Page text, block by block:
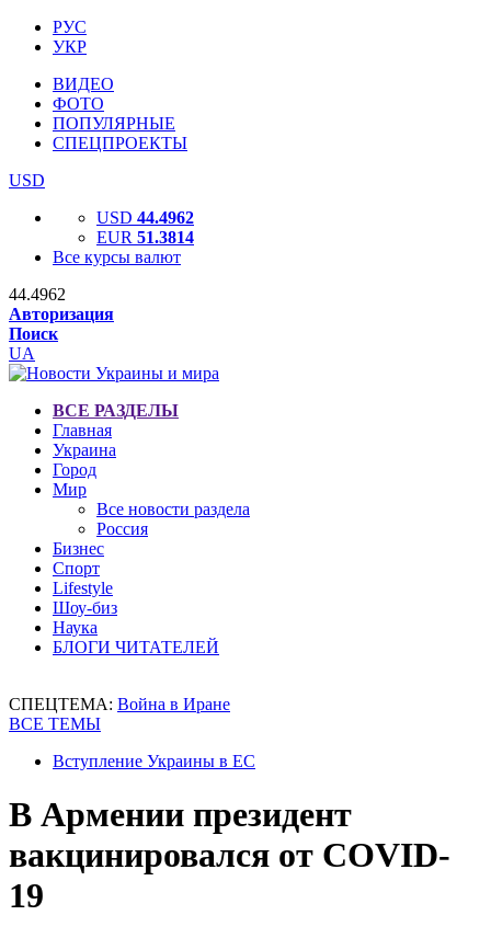
РУС
УКР
ВИДЕО
ФОТО
ПОПУЛЯРНЫЕ
СПЕЦПРОЕКТЫ
USD
USD 44.4962
EUR 51.3814
Все курсы валют
44.4962
Авторизация
Поиск
UA
ВСЕ РАЗДЕЛЫ
Главная
Украина
Город
Мир
Все новости раздела
Россия
Бизнес
Спорт
Lifestyle
Шоу-биз
Наука
БЛОГИ ЧИТАТЕЛЕЙ
СПЕЦТЕМА: Война в Иране
ВСЕ ТЕМЫ
Вступление Украины в ЕС
В Армении президент
вакцинировался от COVID-
19